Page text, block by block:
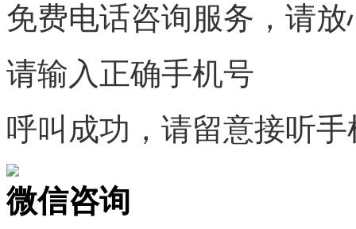
免费电话咨询服务，请放
请输入正确手机号
呼叫成功，请留意接听手
微信咨询